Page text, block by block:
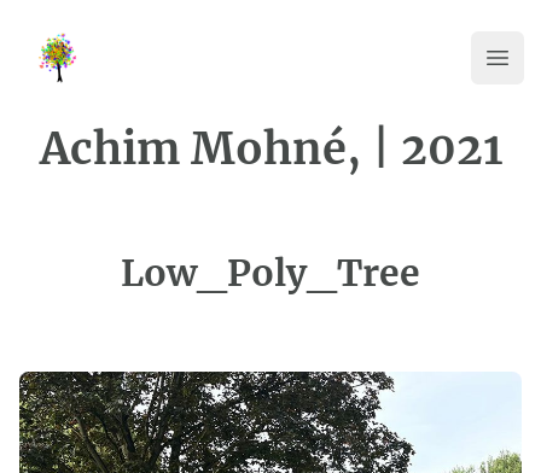
Kummer-Vanotti-Stiftung
Achim Mohné, | 2021
Low_Poly_Tree